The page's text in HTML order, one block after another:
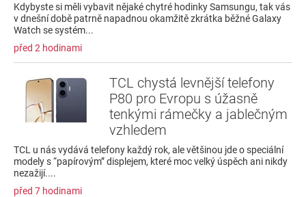
Kdybyste si měli vybavit nějaké chytré hodinky Samsungu, tak vás
v dnešní době patrně napadnou okamžitě zkrátka běžné Galaxy
Watch se systém...
před 2 hodinami
TCL chystá levnější telefony
P80 pro Evropu s úžasně
tenkými rámečky a jablečným
vzhledem
TCL u nás vydává telefony každý rok, ale většinou jde o speciální
modely s “papírovým” displejem, které moc velký úspěch ani nikdy
nezažijí....
před 7 hodinami